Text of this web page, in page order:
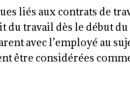
liés aux contrats de
du travail dès le début
avec l’employé au
être considérées